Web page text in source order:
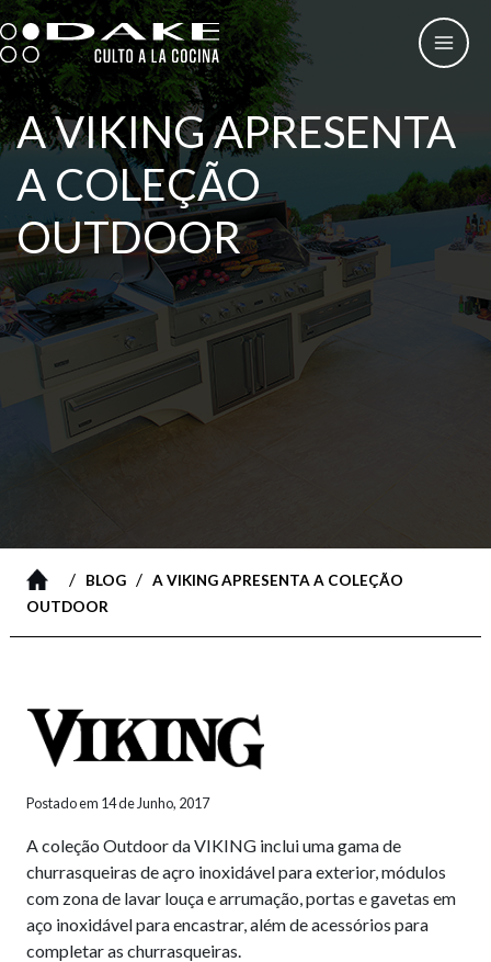
Skip
to
content
A VIKING APRESENTA
A COLEÇÃO
OUTDOOR
/ BLOG/ A VIKING APRESENTA A COLEÇÃO
OUTDOOR
Postado em 14 de Junho, 2017
A coleção Outdoor da VIKING inclui uma gama de
churrasqueiras de açro inoxidável para exterior, módulos
com zona de lavar louça e arrumação, portas e gavetas em
aço inoxidável para encastrar, além de acessórios para
completar as churrasqueiras.